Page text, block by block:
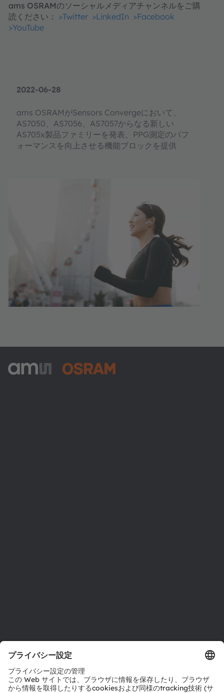
2022-06-28
ams OSRAMがSensors Convergeにおいて、
AS7050、AS7056、AS7057からなる新しい
AS705x製品ファミリーを発表、PPG測定のパフ
ォーマンスを向上させる機能ブロックを提供
ams OSRAMのソーシャルメディアチャンネルをご購
読ください： >Twitter >LinkedIn >Facebook
>YouTube
お問い合わせ
テクニカルサポート
パートナーネットワーク